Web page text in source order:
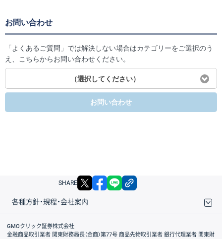
お問い合わせ
「よくあるご質問」では解決しない場合はカテゴリーをご選択のう
え、こちらからお問い合わせください。
（選択してください）
お問い合わせ
SHARE X facebook
各種方針・規程・会社案内
取引規程・約款
サイトマップ
その他のご案内
個人情報保護方針
最良執行方針
サイトのご利用について
ディスクレイマー
信託保全
リスク説明
会社案内
GMOクリック証券株式会社
金融商品取引業者 関東財務局長（金商）第77号 商品先物取引業者 銀行代理業者 関東財